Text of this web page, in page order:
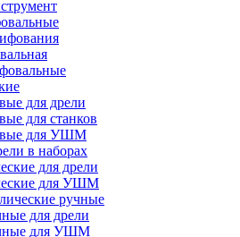
для дрели
для станков
для УШМ
в наборах
для дрели
для УШМ
ручные
для дрели
для УШМ